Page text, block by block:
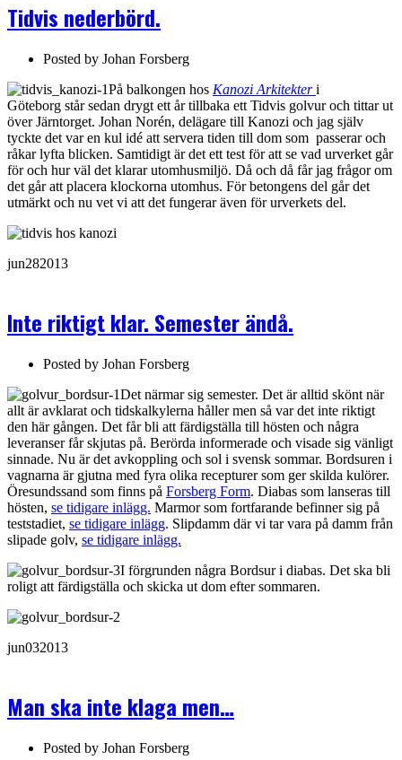
Tidvis nederbörd.
Posted by Johan Forsberg
På balkongen hos Kanozi Arkitekter i
Göteborg står sedan drygt ett år tillbaka ett Tidvis golvur och tittar ut
över Järntorget. Johan Norén, delägare till Kanozi och jag själv
tyckte det var en kul idé att servera tiden till dom som passerar och
råkar lyfta blicken. Samtidigt är det ett test för att se vad urverket går
för och hur väl det klarar utomhusmiljö. Då och då får jag frågor om
det går att placera klockorna utomhus. För betongens del går det
utmärkt och nu vet vi att det fungerar även för urverkets del.
jun282013
Inte riktigt klar. Semester ändå.
Posted by Johan Forsberg
Det närmar sig semester. Det är alltid skönt när
allt är avklarat och tidskalkylerna håller men så var det inte riktigt
den här gången. Det får bli att färdigställa till hösten och några
leveranser får skjutas på. Berörda informerade och visade sig vänligt
sinnade. Nu är det avkoppling och sol i svensk sommar. Bordsuren i
vagnarna är gjutna med fyra olika recepturer som ger skilda kulörer.
Öresundssand som finns på Forsberg Form. Diabas som lanseras till
hösten, se tidigare inlägg. Marmor som fortfarande befinner sig på
teststadiet, se tidigare inlägg. Slipdamm där vi tar vara på damm från
slipade golv, se tidigare inlägg.
I förgrunden några Bordsur i diabas. Det ska bli
roligt att färdigställa och skicka ut dom efter sommaren.
jun032013
Man ska inte klaga men…
Posted by Johan Forsberg